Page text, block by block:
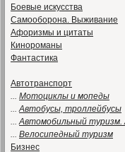
Боевые искусства
Самооборона. Выживание
Афоризмы и цитаты
Кинороманы
Фантастика
Автотранспорт
... Мотоциклы и мопеды
...Автобусы, троллейбусы
...Автомобильный
... Велосипедный туризм
Бизнес